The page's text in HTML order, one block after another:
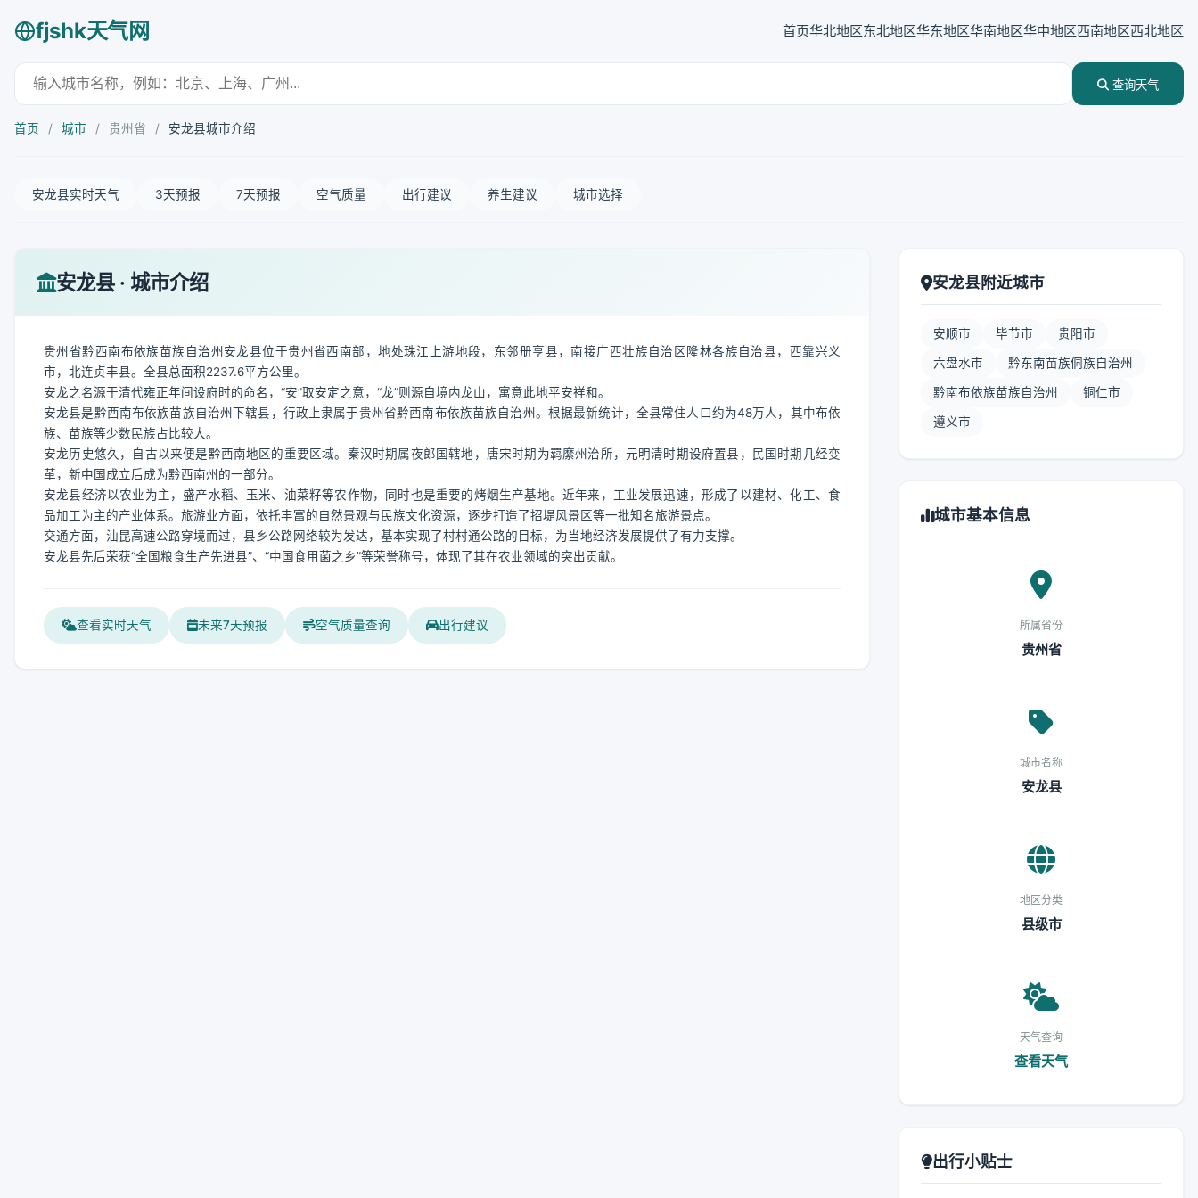
fjshk天气网 首页华北地区东北地区华东地区华南地区华中地区西南地区西北地区
查询天气
首页 / 城市 / 贵州省 / 安龙县城市介绍
安龙县实时天气 3天预报 7天预报 空气质量 出行建议 养生建议 城市选择
安龙县 · 城市介绍
贵州省黔西南布依族苗族自治州安龙县位于贵州省西南部，地处珠江上游地段，东邻册亨县，南接广西壮族自治区隆林各族自治县，西靠兴义
市，北连贞丰县。全县总面积2237.6平方公里。
安龙之名源于清代雍正年间设府时的命名，“安”取安定之意，“龙”则源自境内龙山，寓意此地平安祥和。
安龙县是黔西南布依族苗族自治州下辖县，行政上隶属于贵州省黔西南布依族苗族自治州。根据最新统计，全县常住人口约为48万人，其中布依
族、苗族等少数民族占比较大。
安龙历史悠久，自古以来便是黔西南地区的重要区域。秦汉时期属夜郎国辖地，唐宋时期为羁縻州治所，元明清时期设府置县，民国时期几经变
革，新中国成立后成为黔西南州的一部分。
安龙县经济以农业为主，盛产水稻、玉米、油菜籽等农作物，同时也是重要的烤烟生产基地。近年来，工业发展迅速，形成了以建材、化工、食
品加工为主的产业体系。旅游业方面，依托丰富的自然景观与民族文化资源，逐步打造了招堤风景区等一批知名旅游景点。
交通方面，汕昆高速公路穿境而过，县乡公路网络较为发达，基本实现了村村通公路的目标，为当地经济发展提供了有力支撑。
安龙县先后荣获“全国粮食生产先进县”、“中国食用菌之乡”等荣誉称号，体现了其在农业领域的突出贡献。
查看实时天气 未来7天预报 空气质量查询 出行建议
安龙县附近城市
安顺市 毕节市 贵阳市
六盘水市 黔东南苗族侗族自治州
黔南布依族苗族自治州 铜仁市
遵义市
城市基本信息
所属省份
贵州省
城市名称
安龙县
地区分类
县级市
天气查询
查看天气
出行小贴士